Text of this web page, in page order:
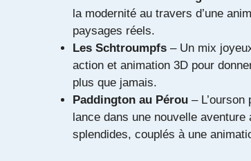
la modernité au travers d’une
paysages réels.
Les Schtroumpfs – Un mix
action et animation 3D pour
plus que jamais.
Paddington au Pérou –
lance dans une nouvelle
splendides, couplés à une